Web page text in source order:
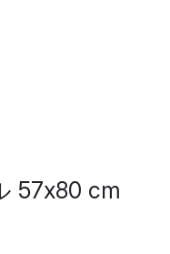
57x80 cm